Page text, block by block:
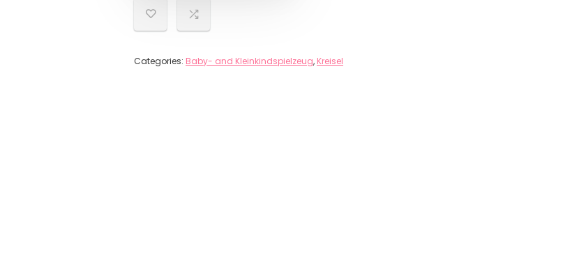
Categories: Baby- and Kleinkindspielzeug, Kreisel